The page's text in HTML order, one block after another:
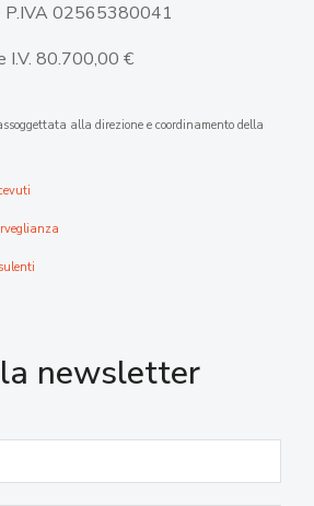
P.IVA 02565380041
I.V. 80.700,00 €
alla direzione e coordinamento della
newsletter